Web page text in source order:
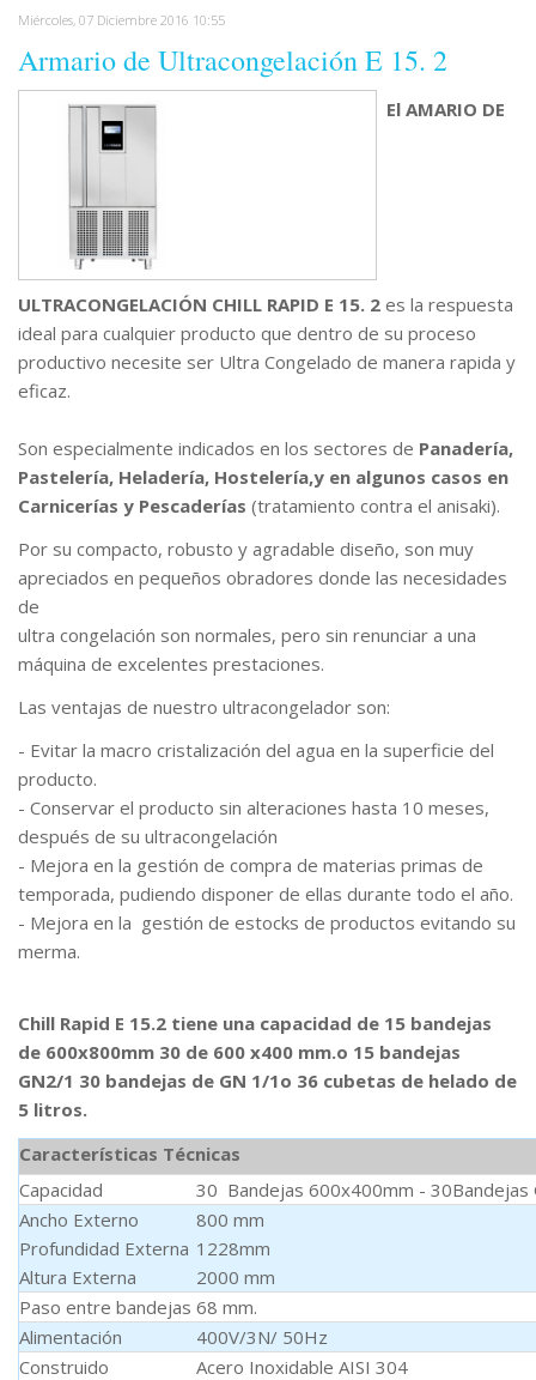
Miércoles, 07 Diciembre 2016 10:55
Armario de Ultracongelación E 15. 2
El AMARIO DE
ULTRACONGELACIÓN CHILL RAPID E 15. 2 es la respuesta
ideal para cualquier producto que dentro de su proceso
productivo necesite ser Ultra Congelado de manera rapida y
eficaz.
Son especialmente indicados en los sectores de Panadería,
Pastelería, Heladería, Hostelería,y en algunos casos en
Carnicerías y Pescaderías (tratamiento contra el anisaki).
Por su compacto, robusto y agradable diseño, son muy
apreciados en pequeños obradores donde las necesidades
de
ultra congelación son normales, pero sin renunciar a una
máquina de excelentes prestaciones.
Las ventajas de nuestro ultracongelador son:
- Evitar la macro cristalización del agua en la superficie del
producto.
- Conservar el producto sin alteraciones hasta 10 meses,
después de su ultracongelación
- Mejora en la gestión de compra de materias primas de
temporada, pudiendo disponer de ellas durante todo el año.
- Mejora en la gestión de estocks de productos evitando su
merma.
Chill Rapid E 15.2 tiene una capacidad de 15 bandejas
de 600x800mm 30 de 600 x400 mm.o 15 bandejas
GN2/1 30 bandejas de GN 1/1o 36 cubetas de helado de
5 litros.
Características Técnicas
Capacidad
30 Bandejas 600x400mm - 30Bandejas
Ancho Externo
Profundidad Externa
Altura Externa
800 mm
1228mm
2000 mm
Paso entre bandejas 68 mm.
Alimentación
400V/3N/ 50Hz
Construido
Acero Inoxidable AISI 304